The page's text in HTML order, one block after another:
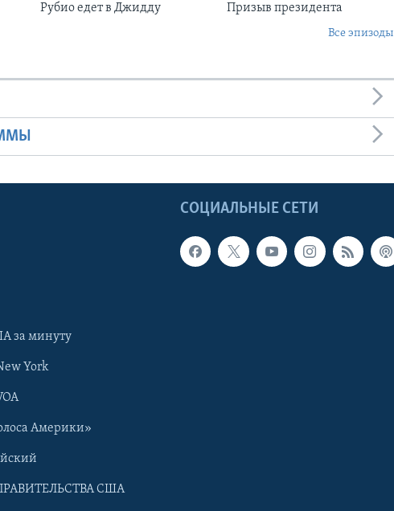
Рубио едет в Джидду
Призыв президента
Все эпизоды
СОЦИАЛЬНЫЕ СЕТИ
за минуту
York
Америки»
США